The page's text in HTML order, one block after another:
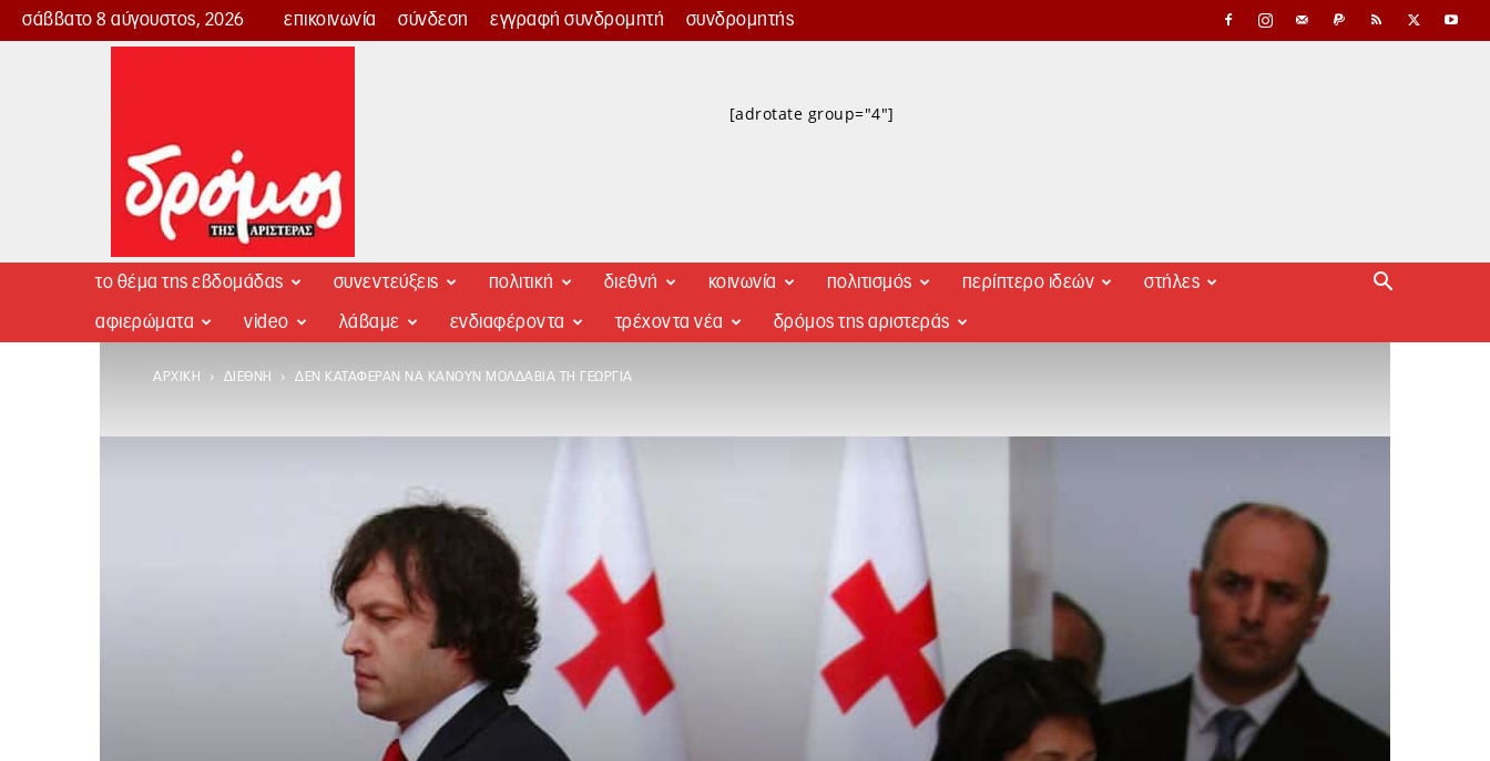
σάββατο 8 αύγουστος, 2026 επικοινωνία σύνδεση εγγραφή συνδρομητή συνδρομητής
Δρόμος
[adrotate group="4"]
το θέμα της εβδομάδας συνεντεύξεις πολιτική διεθνή κοινωνία πολιτισμός περίπτερο ιδεών στήλες
αφιερώματα video λάβαμε ενδιαφέροντα τρέχοντα νέα δρόμος της αριστεράς
ΑΡΧΙΚΉ ΔΙΕΘΝΉ ΔΕΝ ΚΑΤΆΦΕΡΑΝ ΝΑ ΚΆΝΟΥΝ ΜΟΛΔΑΒΊΑ ΤΗ ΓΕΩΡΓΊΑ